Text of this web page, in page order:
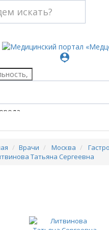
person_pin
Врачи Москва
Татьяна Сергеевна